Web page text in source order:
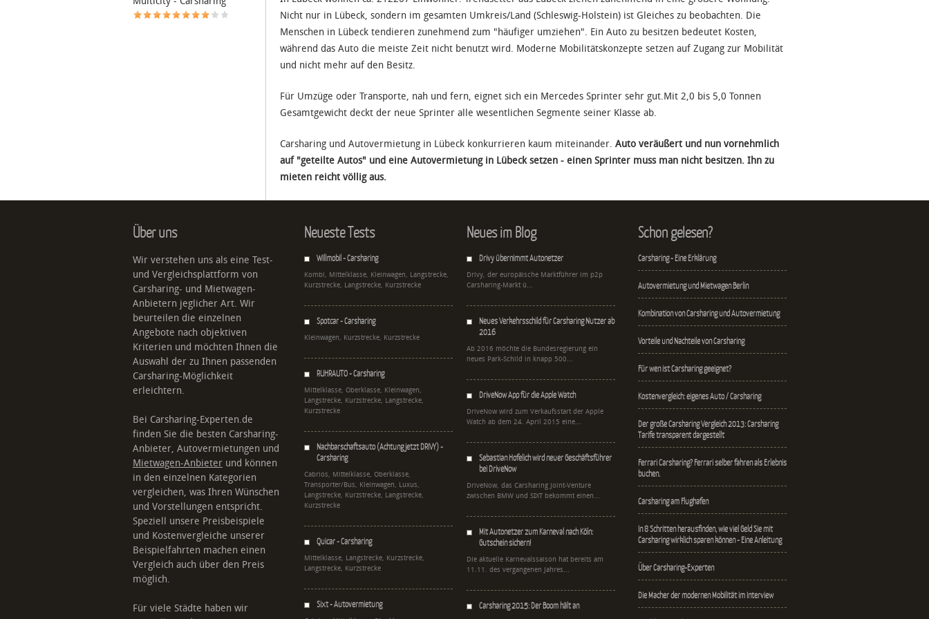
Nicht nur in Lübeck, sondern im gesamten Umkreis/Land (Schleswig-Holstein) ist Gleiches zu beobachten. Die
Menschen in Lübeck tendieren zunehmend zum "häufiger umziehen". Ein Auto zu besitzen bedeutet Kosten,
während das Auto die meiste Zeit nicht benutzt wird. Moderne Mobilitätskonzepte setzen auf Zugang zur Mobilität
und nicht mehr auf den Besitz.
Für Umzüge oder Transporte, nah und fern, eignet sich ein Mercedes Sprinter sehr gut.Mit 2,0 bis 5,0 Tonnen
Gesamtgewicht deckt der neue Sprinter alle wesentlichen Segmente seiner Klasse ab.
Carsharing und Autovermietung in Lübeck konkurrieren kaum miteinander. Auto veräußert und nun vornehmlich
auf "geteilte Autos" und eine Autovermietung in Lübeck setzen - einen Sprinter muss man nicht besitzen. Ihn zu
mieten reicht völlig aus.
Über uns
Wir verstehen uns als eine Test-
und Vergleichsplattform von
Carsharing- und Mietwagen-
Anbietern jeglicher Art. Wir
beurteilen die einzelnen
Angebote nach objektiven
Kriterien und möchten Ihnen die
Auswahl der zu Ihnen passenden
Carsharing-Möglichkeit
erleichtern.
Bei Carsharing-Experten.de
finden Sie die besten Carsharing-
Anbieter, Autovermietungen und
Mietwagen-Anbieter und können
in den einzelnen Kategorien
vergleichen, was Ihren Wünschen
und Vorstellungen entspricht.
Speziell unsere Preisbeispiele
und Kostenvergleiche unserer
Beispielfahrten machen einen
Vergleich auch über den Preis
möglich.
Für viele Städte haben wir
Neueste Tests
Willmobil - Carsharing
Kombi, Mittelklasse, Kleinwagen, Langstrecke,
Kurzstrecke, Langstrecke, Kurzstrecke
Spotcar - Carsharing
Kleinwagen, Kurzstrecke, Kurzstrecke
RUHRAUTO - Carsharing
Mittelklasse, Oberklasse, Kleinwagen,
Langstrecke, Kurzstrecke, Langstrecke,
Kurzstrecke
Nachbarschaftsauto (Achtung jetzt DRIVY) -
Carsharing
Cabrios, Mittelklasse, Oberklasse,
Transporter/Bus, Kleinwagen, Luxus,
Langstrecke, Kurzstrecke, Langstrecke,
Kurzstrecke
Quicar - Carsharing
Mittelklasse, Langstrecke, Kurzstrecke,
Langstrecke, Kurzstrecke
Sixt - Autovermietung
Neues im Blog
Drivy übernimmt Autonetzer
Drivy, der europäische Marktführer im p2p
Carsharing-Markt ü...
Neues Verkehrsschild für Carsharing Nutzer ab
2016
Ab 2016 möchte die Bundesregierung ein
neues Park-Schild in knapp 500...
DriveNow App für die Apple Watch
DriveNow wird zum Verkaufsstart der Apple
Watch ab dem 24. April 2015 eine...
Sebastian Hofelich wird neuer Geschäftsführer
bei DriveNow
DriveNow, das Carsharing Joint-Venture
zwischen BMW und SIXT bekommt einen...
Mit Autonetzer zum Karneval nach Köln:
Gutschein sichern!
Die aktuelle Karnevalssaison hat bereits am
11.11. des vergangenen Jahres...
Carsharing 2015: Der Boom hält an
Schon gelesen?
Carsharing - Eine Erklärung
Autovermietung und Mietwagen Berlin
Kombination von Carsharing und Autovermietung
Vorteile und Nachteile von Carsharing
Für wen ist Carsharing geeignet?
Kostenvergleich: eigenes Auto / Carsharing
Der große Carsharing Vergleich 2013: Carsharing
Tarife transparent dargestellt
Ferrari Carsharing? Ferrari selber fahren als Erlebnis
buchen.
Carsharing am Flughafen
In 8 Schritten herausfinden, wie viel Geld Sie mit
Carsharing wirklich sparen können - Eine Anleitung
Über Carsharing-Experten
Die Macher der modernen Mobilität im Interview